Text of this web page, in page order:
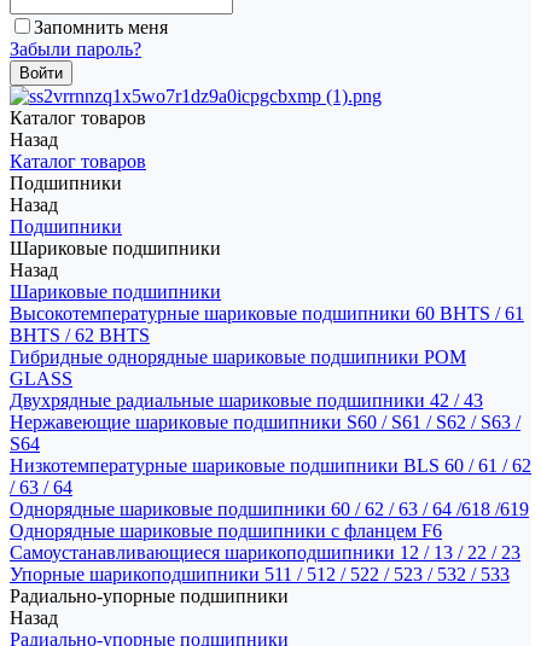
Запомнить меня
Забыли пароль?
Каталог товаров
Назад
Каталог товаров
Подшипники
Назад
Подшипники
Шариковые подшипники
Назад
Шариковые подшипники
Высокотемпературные шариковые подшипники 60 BHTS / 61
BHTS / 62 BHTS
Гибридные однорядные шариковые подшипники POM
GLASS
Двухрядные радиальные шариковые подшипники 42 / 43
Нержавеющие шариковые подшипники S60 / S61 / S62 / S63 /
S64
Низкотемпературные шариковые подшипники BLS 60 / 61 / 62
/ 63 / 64
Однорядные шариковые подшипники 60 / 62 / 63 / 64 /618 /619
Однорядные шариковые подшипники с фланцем F6
Самоустанавливающиеся шарикоподшипники 12 / 13 / 22 / 23
Упорные шарикоподшипники 511 / 512 / 522 / 523 / 532 / 533
Радиально-упорные подшипники
Назад
Радиально-упорные подшипники